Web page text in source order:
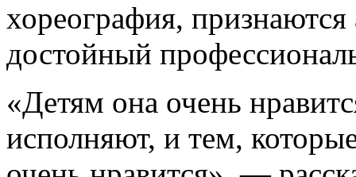
хореография,
достойный
«Детям она очень
исполняют, и тем,